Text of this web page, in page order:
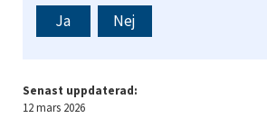
Ja Nej
Senast uppdaterad:
12 mars 2026